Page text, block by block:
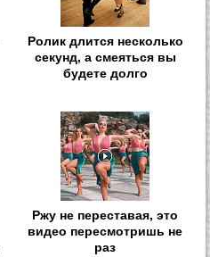
Ролик длится несколько
секунд, а смеяться вы
будете долго
Ржу не переставая, это
видео пересмотришь не
раз